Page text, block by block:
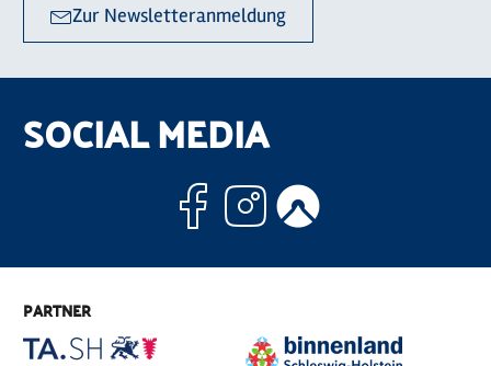
Zur Newsletteranmeldung
SOCIAL MEDIA
Facebook
Instagram
PARTNER